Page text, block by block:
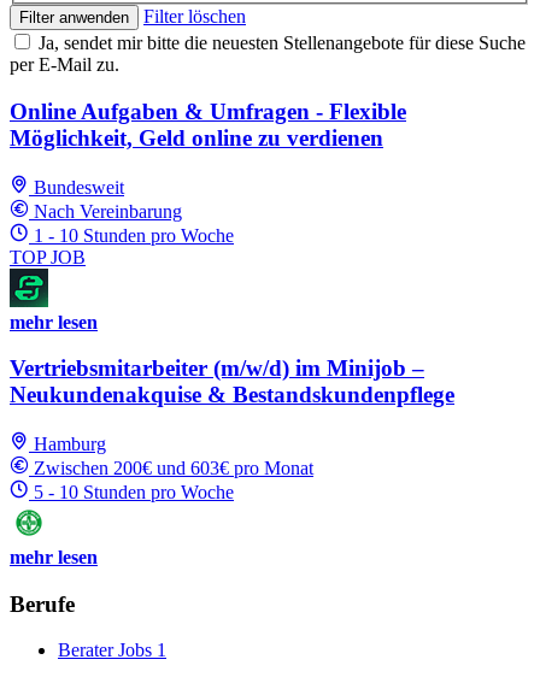
Filter anwenden
Filter löschen
Ja, sendet mir bitte die neuesten Stellenangebote für diese Suche
per E-Mail zu.
Online Aufgaben & Umfragen - Flexible
Möglichkeit, Geld online zu verdienen
Bundesweit
Nach Vereinbarung
1 - 10 Stunden pro Woche
TOP JOB
mehr lesen
Vertriebsmitarbeiter (m/w/d) im Minijob –
Neukundenakquise & Bestandskundenpflege
Hamburg
Zwischen 200€ und 603€ pro Monat
5 - 10 Stunden pro Woche
mehr lesen
Berufe
Berater Jobs 1